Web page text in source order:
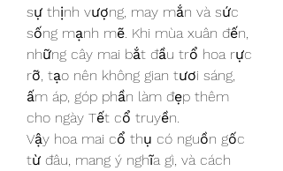
sự thịnh vượng, may mắn và sức
sống mạnh mẽ. Khi mùa xuân đến,
những cây mai bắt đầu trổ hoa rực
rỡ, tạo nên không gian tươi sáng,
ấm áp, góp phần làm đẹp thêm
cho ngày Tết cổ truyền.
Vậy hoa mai cổ thụ có nguồn gốc
từ đâu, mang ý nghĩa gì, và cách